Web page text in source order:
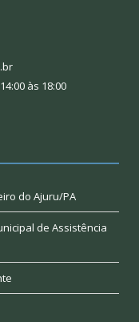
às 18:00
do Ajuru/PA
de Assistência